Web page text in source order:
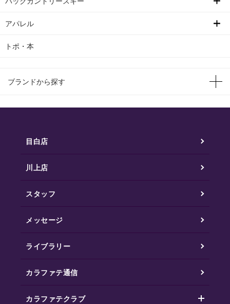
アパレル
トポ・本
ブランドから探す
目白店
川上店
スタッフ
メッセージ
ライブラリー
カラファテ通信
カラファテクラブ